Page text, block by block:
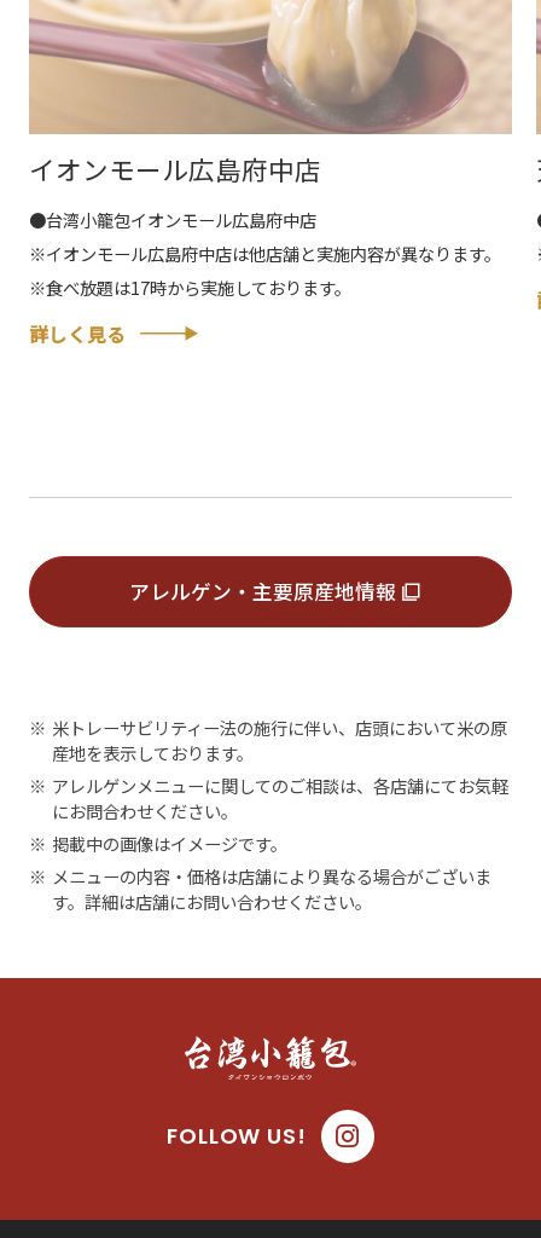
イオンモール広島府中店
●台湾小籠包イオンモール広島府中店
※イオンモール広島府中店は他店舗と実施内容が異なります。
※食べ放題は17時から実施しております。
詳しく見る
アレルゲン・主要原産地情報
※ 米トレーサビリティー法の施行に伴い、店頭において米の原
産地を表示しております。
※ アレルゲンメニューに関してのご相談は、各店舗にてお気軽
にお問合わせください。
※ 掲載中の画像はイメージです。
※ メニューの内容・価格は店舗により異なる場合がございま
す。詳細は店舗にお問い合わせください。
FOLLOW US!